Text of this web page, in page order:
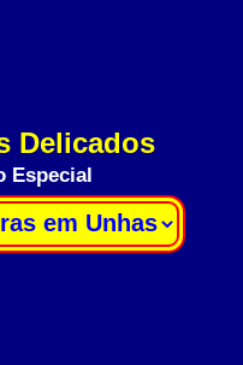
Delicados
Especial